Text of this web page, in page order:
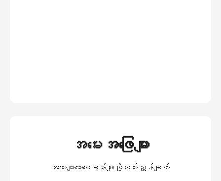
အမေးအဖြေများ
အမေးများသောမေးခွန်းများသို့လမ်းညွှန်ချက်